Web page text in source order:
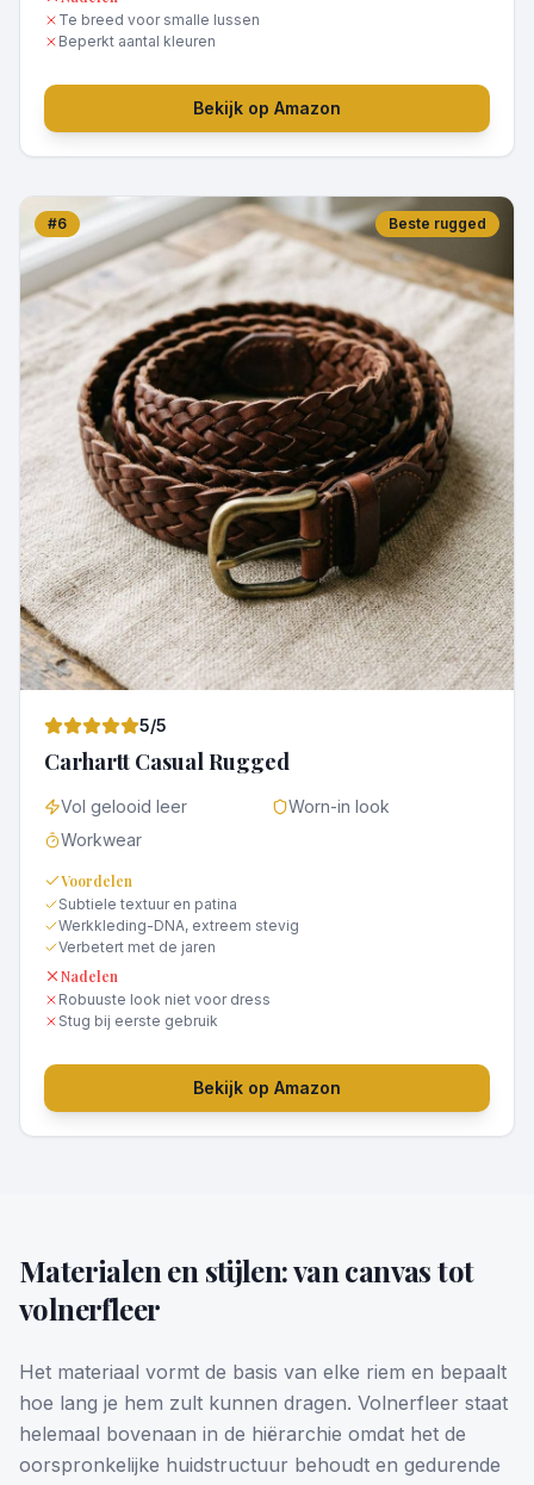
Te breed voor smalle lussen
Beperkt aantal kleuren
Bekijk op Amazon
#6 Beste rugged
5/5
Carhartt Casual Rugged
Vol gelooid leer
Worn-in look
Workwear
Voordelen
Subtiele textuur en patina
Werkkleding-DNA, extreem stevig
Verbetert met de jaren
Nadelen
Robuuste look niet voor dress
Stug bij eerste gebruik
Bekijk op Amazon
Materialen en stijlen: van canvas tot
volnerfleer
Het materiaal vormt de basis van elke riem en bepaalt
hoe lang je hem zult kunnen dragen. Volnerfleer staat
helemaal bovenaan in de hiërarchie omdat het de
oorspronkelijke huidstructuur behoudt en gedurende